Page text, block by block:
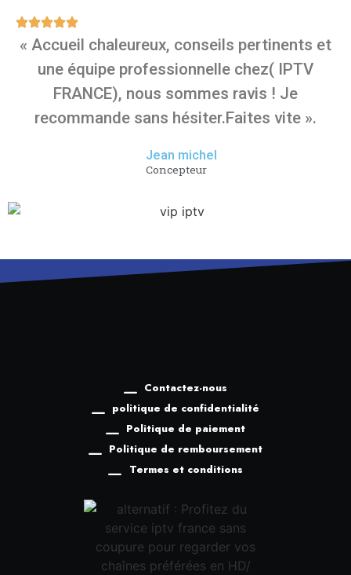
« Accueil chaleureux, conseils pertinents et
une équipe professionnelle chez( IPTV
FRANCE), nous sommes ravis ! Je
recommande sans hésiter.Faites vite ».
Jean michel
Concepteur
Contactez-nous
politique de confidentialité
Politique de paiement
Politique de remboursement
Termes et conditions